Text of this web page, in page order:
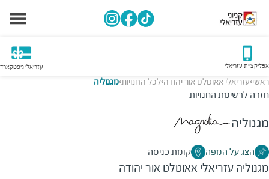
אפליקציית עזריאלי עזריאלי גיפטקארד
ראשי>עזריאלי אאוטלט אור יהודה>לכל החנויות>מגנוליה
חזרה לרשימת החנויות
מגנוליה
הצג על המפה קומת כניסה
מגנוליה עזריאלי אאוטלט אור יהודה